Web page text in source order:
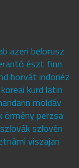
azeri belorusz
észt finn
horvát indonéz
kurd latin
moldáv
perzsa
szlovén
viszajan